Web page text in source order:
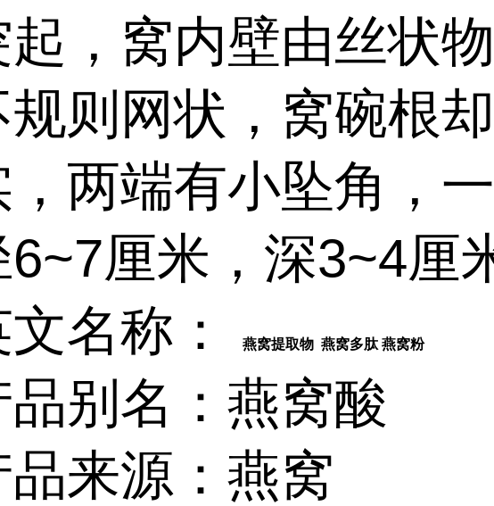
起，窝内壁由丝状
规则网状，窝碗根
，两端有小坠角，
6~7厘米，深3~4厘
名称：
燕窝提取物 燕窝多肽 燕窝粉
品别名：燕窝酸
品来源：燕窝